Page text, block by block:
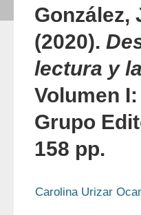
González,
(2020).
lectura y
Volumen
Grupo
158 pp.
Carolina Urizar